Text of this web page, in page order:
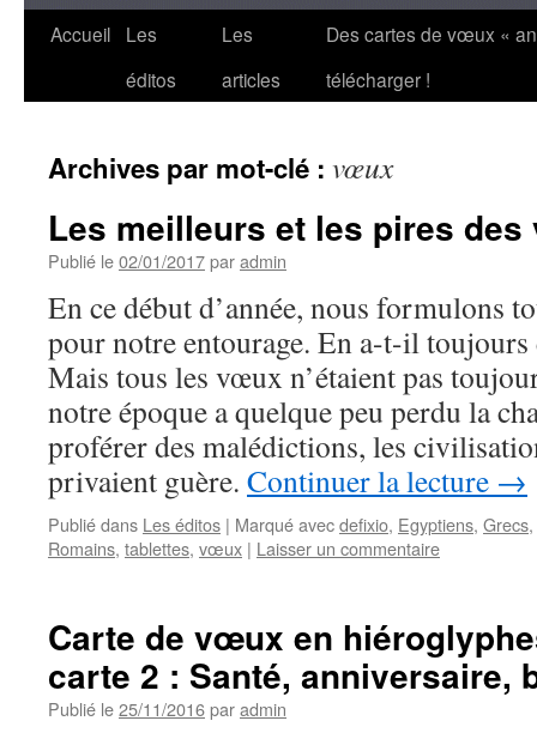
Accueil
Les
éditos
Les
articles
Des cartes de vœux «
télécharger !
Archives par mot-clé : vœux
Les meilleurs et les pires
Publié le02/01/2017paradmin
En ce début d’année, nous formulons
pour notre entourage. En a-t-il toujours
Mais tous les vœux n’étaient pas
notre époque a quelque peu perdu la
proférer des malédictions, les
privaient guère. Continuer la lecture →
Publié dans Les éditos | Marqué avecdefixio, Egyptiens, Grecs,
Romains, tablettes, vœux | Laisser un commentaire
Carte de vœux en
carte 2 : Santé, anniversaire,
Publié le25/11/2016paradmin